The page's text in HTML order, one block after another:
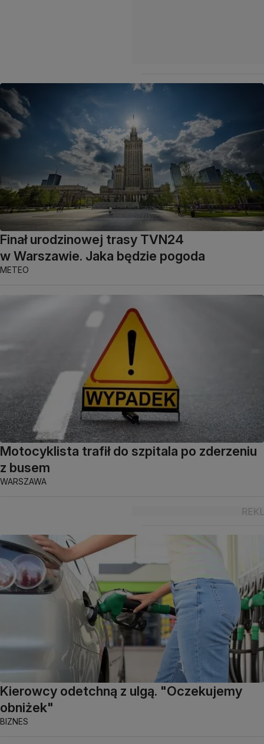
Finał urodzinowej trasy TVN24
w Warszawie. Jaka będzie pogoda
METEO
Motocyklista trafił do szpitala po zderzeniu
z busem
WARSZAWA
Kierowcy odetchną z ulgą. "Oczekujemy
obniżek"
BIZNES